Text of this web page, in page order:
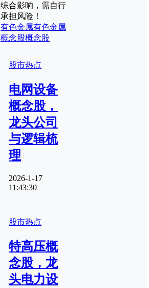
综合影响，需自行
承担风险！
有色金属有色金属
概念股概念股
股市热点
电网设备
概念股，
龙头公司
与逻辑梳
理
2026-1-17
11:43:30
股市热点
特高压概
念股，龙
头电力设